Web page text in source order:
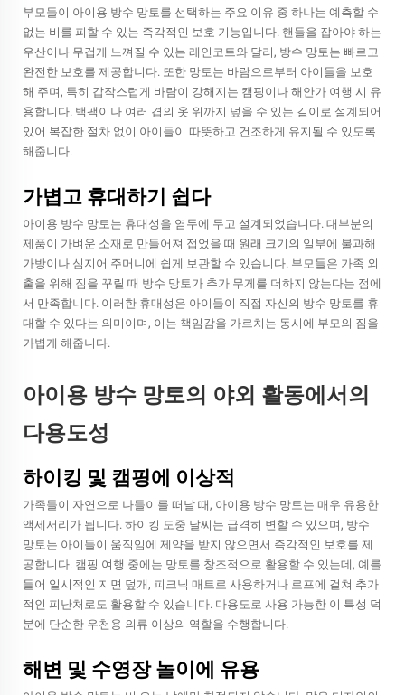
부모들이 아이용 방수 망토를 선택하는 주요 이유 중 하나는 예측할 수
없는 비를 피할 수 있는 즉각적인 보호 기능입니다. 핸들을 잡아야 하는
우산이나 무겁게 느껴질 수 있는 레인코트와 달리, 방수 망토는 빠르고
완전한 보호를 제공합니다. 또한 망토는 바람으로부터 아이들을 보호
해 주며, 특히 갑작스럽게 바람이 강해지는 캠핑이나 해안가 여행 시 유
용합니다. 백팩이나 여러 겹의 옷 위까지 덮을 수 있는 길이로 설계되어
있어 복잡한 절차 없이 아이들이 따뜻하고 건조하게 유지될 수 있도록
해줍니다.
가볍고 휴대하기 쉽다
아이용 방수 망토는 휴대성을 염두에 두고 설계되었습니다. 대부분의
제품이 가벼운 소재로 만들어져 접었을 때 원래 크기의 일부에 불과해
가방이나 심지어 주머니에 쉽게 보관할 수 있습니다. 부모들은 가족 외
출을 위해 짐을 꾸릴 때 방수 망토가 추가 무게를 더하지 않는다는 점에
서 만족합니다. 이러한 휴대성은 아이들이 직접 자신의 방수 망토를 휴
대할 수 있다는 의미이며, 이는 책임감을 가르치는 동시에 부모의 짐을
가볍게 해줍니다.
아이용 방수 망토의 야외 활동에서의
다용도성
하이킹 및 캠핑에 이상적
가족들이 자연으로 나들이를 떠날 때, 아이용 방수 망토는 매우 유용한
액세서리가 됩니다. 하이킹 도중 날씨는 급격히 변할 수 있으며, 방수
망토는 아이들이 움직임에 제약을 받지 않으면서 즉각적인 보호를 제
공합니다. 캠핑 여행 중에는 망토를 창조적으로 활용할 수 있는데, 예를
들어 일시적인 지면 덮개, 피크닉 매트로 사용하거나 로프에 걸쳐 추가
적인 피난처로도 활용할 수 있습니다. 다용도로 사용 가능한 이 특성 덕
분에 단순한 우천용 의류 이상의 역할을 수행합니다.
해변 및 수영장 놀이에 유용